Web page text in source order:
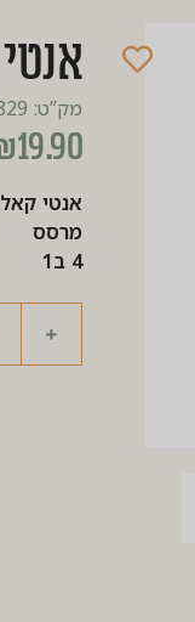
מק”ט: 6829
19.90
אנטי
מרסס
4 ב1